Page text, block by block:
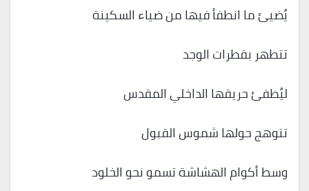
يُضيئ ما انطفأ فيها من ضياء السكينة
تتطهر بقطرات الوجد
ليُطفئ حريقها الداخلي المقدس
تتوهج حولها شموس القبول
وسط أكوام الهشاشة تسمو نحو الخلود